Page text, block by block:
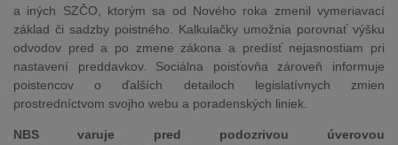
a iných SZČO, ktorým sa od Nového roka zmenil vymeriavací
základ či sadzby poistného. Kalkulačky umožnia porovnať výšku
odvodov pred a po zmene zákona a predísť nejasnostiam pri
nastavení preddavkov. Sociálna poisťovňa zároveň informuje
poistencov o ďalších detailoch legislatívnych zmien
prostredníctvom svojho webu a poradenských liniek.
NBS varuje pred podozrivou úverovou